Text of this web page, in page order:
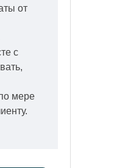
от
с
мере